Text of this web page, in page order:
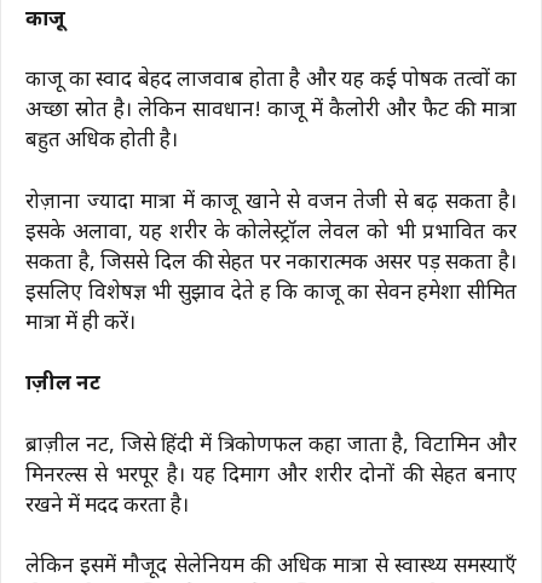
काजू
काजू का स्वाद बेहद लाजवाब होता है और यह कई पोषक तत्वों का
अच्छा स्रोत है। लेकिन सावधान! काजू में कैलोरी और फैट की मात्रा
बहुत अधिक होती है।
रोज़ाना ज्यादा मात्रा में काजू खाने से वजन तेजी से बढ़ सकता है।
इसके अलावा, यह शरीर के कोलेस्ट्रॉल लेवल को भी प्रभावित कर
सकता है, जिससे दिल की सेहत पर नकारात्मक असर पड़ सकता है।
इसलिए विशेषज्ञ भी सुझाव देते हैं कि काजू का सेवन हमेशा सीमित
मात्रा में ही करें।
ब्राज़ील नट
ब्राज़ील नट, जिसे हिंदी में त्रिकोणफल कहा जाता है, विटामिन और
मिनरल्स से भरपूर है। यह दिमाग और शरीर दोनों की सेहत बनाए
रखने में मदद करता है।
लेकिन इसमें मौजूद सेलेनियम की अधिक मात्रा से स्वास्थ्य समस्याएँ